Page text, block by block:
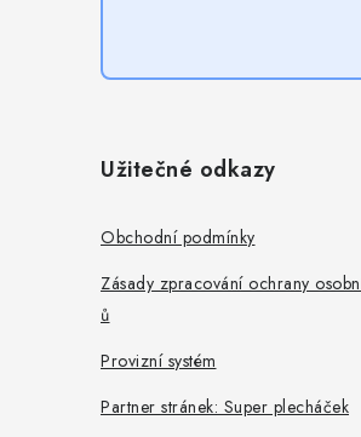
Užitečné odkazy
Obchodní podmínky
Zásady zpracování ochrany
ů
Provizní systém
Partner stránek: Super plecháček